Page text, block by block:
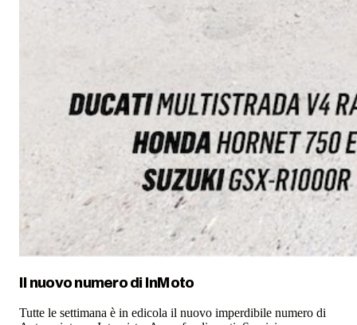
Il nuovo numero di InMoto
Tutte le settimana è in edicola il nuovo imperdibile numero di